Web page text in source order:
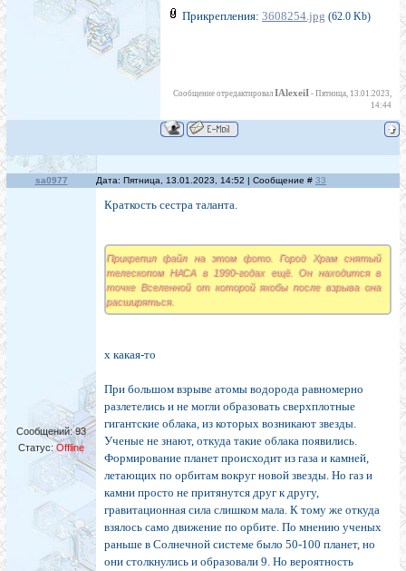
Прикрепления: 3608254.jpg (62.0 Kb)
Сообщение отредактировал IAlexeiI - Пятница, 13.01.2023,
14:44
sa0977 Дата: Пятница, 13.01.2023, 14:52 | Сообщение # 33
Сообщений:93
Статус: Offline
Краткость сестра таланта.
Прикрепил файл на этом фото. Город Храм снятый
телескопом НАСА в 1990-годах ещё. Он находится в
точке Вселенной от которой якобы после взрыва она
расширяться.
х какая-то
При большом взрыве атомы водорода равномерно
разлетелись и не могли образовать сверхплотные
гигантские облака, из которых возникают звезды.
Ученые не знают, откуда такие облака появились.
Формирование планет происходит из газа и камней,
летающих по орбитам вокруг новой звезды. Но газ и
камни просто не притянутся друг к другу,
гравитационная сила слишком мала. К тому же откуда
взялось само движение по орбите. По мнению ученых
раньше в Солнечной системе было 50-100 планет, но
они столкнулись и образовали 9. Но вероятность